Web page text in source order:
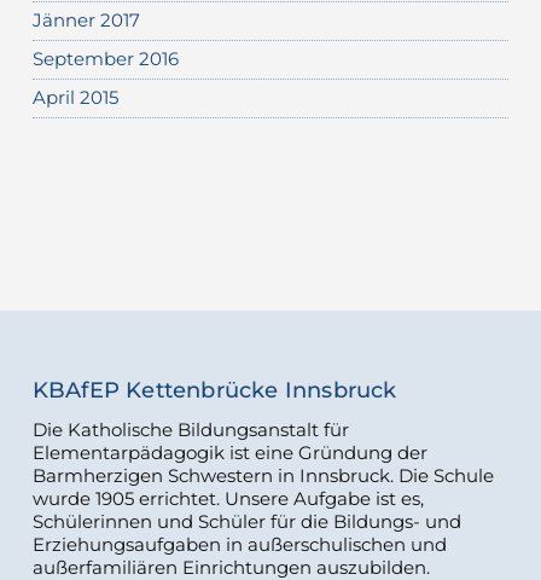
Jänner 2017
September 2016
April 2015
KBAfEP Kettenbrücke Innsbruck
Die Katholische Bildungsanstalt für
Elementarpädagogik ist eine Gründung der
Barmherzigen Schwestern in Innsbruck. Die Schule
wurde 1905 errichtet. Unsere Aufgabe ist es,
Schülerinnen und Schüler für die Bildungs- und
Erziehungsaufgaben in außerschulischen und
außerfamiliären Einrichtungen auszubilden.